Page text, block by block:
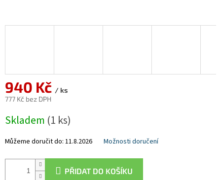
940 Kč / ks
777 Kč bez DPH
cena:
Skladem (1 ks)
Můžeme doručit do: 11.8.2026 Možnosti doručení
PŘIDAT DO KOŠÍKU